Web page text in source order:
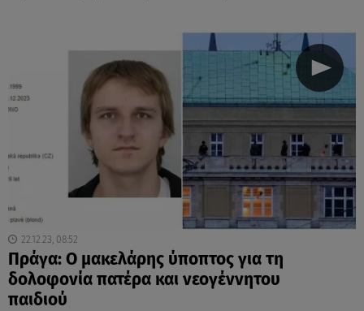
22.12.23, 08:52
Πράγα: Ο μακελάρης ύποπτος για τη
δολοφονία πατέρα και νεογέννητου
παιδιού